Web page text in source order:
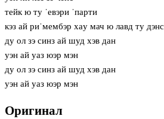
тейк ю ту ˈевэри ˈпарти
кэз ай риˈмембэр хaу мач ю лавд ту дэнс
ду ол зэ синз ай шуд хэв дан
уэн ай уаз юэр мэн
ду ол зэ синз ай шуд хэв дан
уэн ай уаз юэр мэн
Оригинал